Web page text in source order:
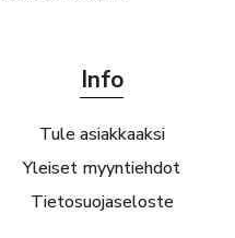
Info
Tule asiakkaaksi
Yleiset myyntiehdot
Tietosuojaseloste